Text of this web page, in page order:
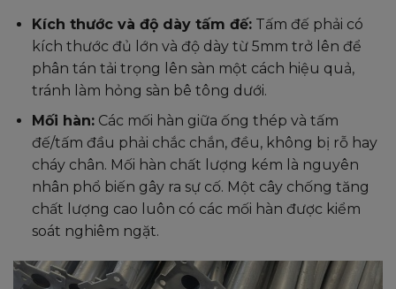
Kích thước và độ dày tấm đế:Tấm đế phải có
kích thước đủ lớn và độ dày từ 5mm trở lên để
phân tán tải trọng lên sàn một cách hiệu quả,
tránh làm hỏng sàn bê tông dưới.
Mối hàn:Các mối hàn giữa ống thép và tấm
đế/tấm đầu phải chắc chắn, đều, không bị rỗ hay
cháy chân. Mối hàn chất lượng kém là nguyên
nhân phổ biến gây ra sự cố. Một cây chống tăng
chất lượng cao luôn có các mối hàn được kiểm
soát nghiêm ngặt.